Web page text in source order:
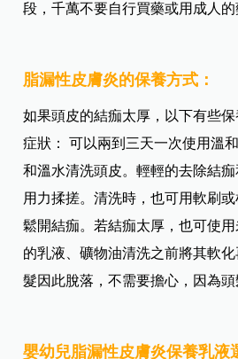
段，千萬不要自行買藥或用成人的
脂漏性皮膚炎的保養方式：
如果頭皮的結痂太厚，以下有些
症狀： 可以兩到三天一次使用溫
和溫水清洗頭皮。輕輕的去除結
用力揉搓。清洗時，也可用軟刷
鬆開結痂。若結痂太厚，也可使
的乳液、礦物油清洗之前將其軟
髮因此脫落，不需要擔心，因為頭
嬰幼兒脂漏性皮膚炎保養乳液